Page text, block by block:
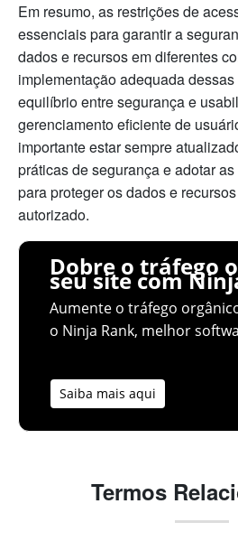
Em resumo, as restrições de
essenciais para garantir a
dados e recursos em diferentes
implementação adequada
equilíbrio entre segurança e
gerenciamento eficiente de
importante estar sempre
práticas de segurança e adotar
para proteger os dados e
autorizado.
Dobre o tráfego
seu site com
Aumente o tráfego
o Ninja Rank, melhor
Saiba mais aqui
Termos